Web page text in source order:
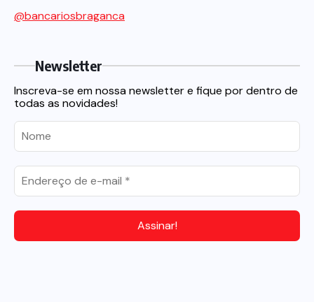
@bancariosbraganca
Newsletter
Inscreva-se em nossa newsletter e fique por dentro de
todas as novidades!